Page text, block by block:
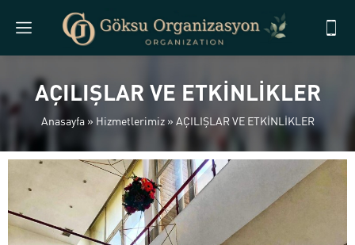
AÇILIŞLAR VE ETKİNLİKLER
Anasayfa» Hizmetlerimiz» AÇILIŞLAR VE ETKİNLİKLER